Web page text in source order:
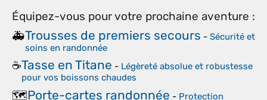
Équipez-vous pour votre prochaine aventure :
🚑Trousses de premiers secours - Sécurité et
soins en randonnée
☕Tasse en Titane - Légèreté absolue et robustesse
pour vos boissons chaudes
🗺️Porte-cartes randonnée - Protection